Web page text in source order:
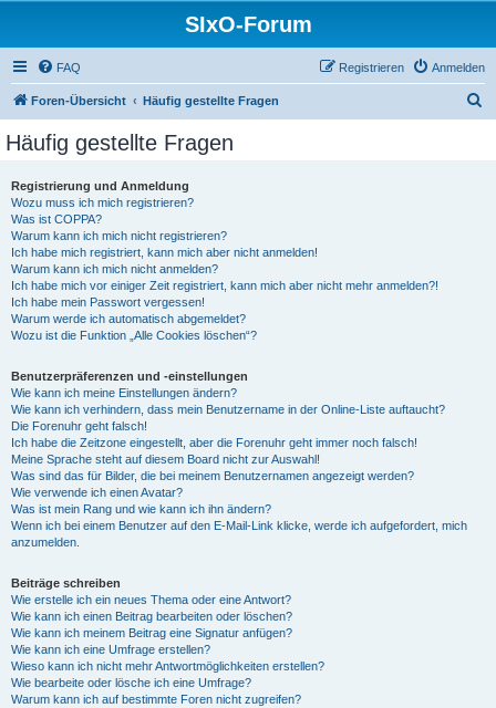
SIxO-Forum
FAQ Anmelden
Registrieren
Foren-Übersicht Häufig gestellte Fragen
Häufig gestellte Fragen
Registrierung und Anmeldung
Wozu muss ich mich registrieren?
Was ist COPPA?
Warum kann ich mich nicht registrieren?
Ich habe mich registriert, kann mich aber nicht anmelden!
Warum kann ich mich nicht anmelden?
Ich habe mich vor einiger Zeit registriert, kann mich aber nicht mehr anmelden?!
Ich habe mein Passwort vergessen!
Warum werde ich automatisch abgemeldet?
Wozu ist die Funktion „Alle Cookies löschen“?
Benutzerpräferenzen und -einstellungen
Wie kann ich meine Einstellungen ändern?
Wie kann ich verhindern, dass mein Benutzername in der Online-Liste auftaucht?
Die Forenuhr geht falsch!
Ich habe die Zeitzone eingestellt, aber die Forenuhr geht immer noch falsch!
Meine Sprache steht auf diesem Board nicht zur Auswahl!
Was sind das für Bilder, die bei meinem Benutzernamen angezeigt werden?
Wie verwende ich einen Avatar?
Was ist mein Rang und wie kann ich ihn ändern?
Wenn ich bei einem Benutzer auf den E-Mail-Link klicke, werde ich aufgefordert, mich
anzumelden.
Beiträge schreiben
Wie erstelle ich ein neues Thema oder eine Antwort?
Wie kann ich einen Beitrag bearbeiten oder löschen?
Wie kann ich meinem Beitrag eine Signatur anfügen?
Wie kann ich eine Umfrage erstellen?
Wieso kann ich nicht mehr Antwortmöglichkeiten erstellen?
Wie bearbeite oder lösche ich eine Umfrage?
Warum kann ich auf bestimmte Foren nicht zugreifen?